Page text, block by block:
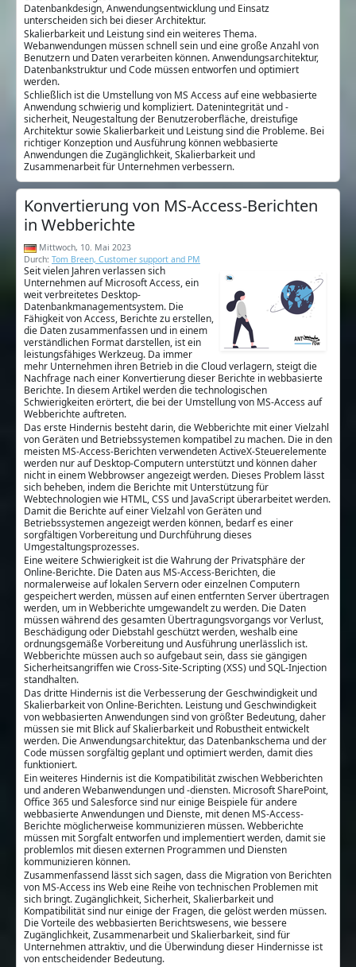
Datenbankdesign, Anwendungsentwicklung und Einsatz
unterscheiden sich bei dieser Architektur.
Skalierbarkeit und Leistung sind ein weiteres Thema.
Webanwendungen müssen schnell sein und eine große Anzahl von
Benutzern und Daten verarbeiten können. Anwendungsarchitektur,
Datenbankstruktur und Code müssen entworfen und optimiert
werden.
Schließlich ist die Umstellung von MS Access auf eine webbasierte
Anwendung schwierig und kompliziert. Datenintegrität und -
sicherheit, Neugestaltung der Benutzeroberfläche, dreistufige
Architektur sowie Skalierbarkeit und Leistung sind die Probleme. Bei
richtiger Konzeption und Ausführung können webbasierte
Anwendungen die Zugänglichkeit, Skalierbarkeit und
Zusammenarbeit für Unternehmen verbessern.
Konvertierung von MS-Access-Berichten
in Webberichte
Mittwoch, 10. Mai 2023
Durch: Tom Breen, Customer support and PM
Seit vielen Jahren verlassen sich
Unternehmen auf Microsoft Access, ein
weit verbreitetes Desktop-
Datenbankmanagementsystem. Die
Fähigkeit von Access, Berichte zu erstellen,
die Daten zusammenfassen und in einem
verständlichen Format darstellen, ist ein
leistungsfähiges Werkzeug. Da immer
mehr Unternehmen ihren Betrieb in die Cloud verlagern, steigt die
Nachfrage nach einer Konvertierung dieser Berichte in webbasierte
Berichte. In diesem Artikel werden die technologischen
Schwierigkeiten erörtert, die bei der Umstellung von MS-Access auf
Webberichte auftreten.
Das erste Hindernis besteht darin, die Webberichte mit einer Vielzahl
von Geräten und Betriebssystemen kompatibel zu machen. Die in den
meisten MS-Access-Berichten verwendeten ActiveX-Steuerelemente
werden nur auf Desktop-Computern unterstützt und können daher
nicht in einem Webbrowser angezeigt werden. Dieses Problem lässt
sich beheben, indem die Berichte mit Unterstützung für
Webtechnologien wie HTML, CSS und JavaScript überarbeitet werden.
Damit die Berichte auf einer Vielzahl von Geräten und
Betriebssystemen angezeigt werden können, bedarf es einer
sorgfältigen Vorbereitung und Durchführung dieses
Umgestaltungsprozesses.
Eine weitere Schwierigkeit ist die Wahrung der Privatsphäre der
Online-Berichte. Die Daten aus MS-Access-Berichten, die
normalerweise auf lokalen Servern oder einzelnen Computern
gespeichert werden, müssen auf einen entfernten Server übertragen
werden, um in Webberichte umgewandelt zu werden. Die Daten
müssen während des gesamten Übertragungsvorgangs vor Verlust,
Beschädigung oder Diebstahl geschützt werden, weshalb eine
ordnungsgemäße Vorbereitung und Ausführung unerlässlich ist.
Webberichte müssen auch so aufgebaut sein, dass sie gängigen
Sicherheitsangriffen wie Cross-Site-Scripting (XSS) und SQL-Injection
standhalten.
Das dritte Hindernis ist die Verbesserung der Geschwindigkeit und
Skalierbarkeit von Online-Berichten. Leistung und Geschwindigkeit
von webbasierten Anwendungen sind von größter Bedeutung, daher
müssen sie mit Blick auf Skalierbarkeit und Robustheit entwickelt
werden. Die Anwendungsarchitektur, das Datenbankschema und der
Code müssen sorgfältig geplant und optimiert werden, damit dies
funktioniert.
Ein weiteres Hindernis ist die Kompatibilität zwischen Webberichten
und anderen Webanwendungen und -diensten. Microsoft SharePoint,
Office 365 und Salesforce sind nur einige Beispiele für andere
webbasierte Anwendungen und Dienste, mit denen MS-Access-
Berichte möglicherweise kommunizieren müssen. Webberichte
müssen mit Sorgfalt entworfen und implementiert werden, damit sie
problemlos mit diesen externen Programmen und Diensten
kommunizieren können.
Zusammenfassend lässt sich sagen, dass die Migration von Berichten
von MS-Access ins Web eine Reihe von technischen Problemen mit
sich bringt. Zugänglichkeit, Sicherheit, Skalierbarkeit und
Kompatibilität sind nur einige der Fragen, die gelöst werden müssen.
Die Vorteile des webbasierten Berichtswesens, wie bessere
Zugänglichkeit, Zusammenarbeit und Skalierbarkeit, sind für
Unternehmen attraktiv, und die Überwindung dieser Hindernisse ist
von entscheidender Bedeutung.